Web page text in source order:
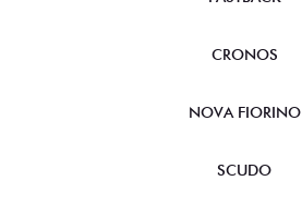
CRONOS
NOVA FIORINO
SCUDO